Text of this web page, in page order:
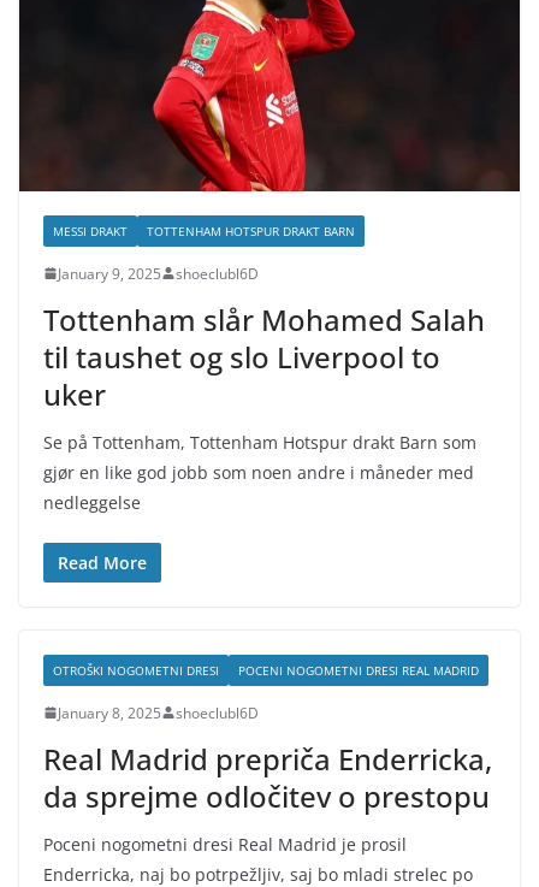
MESSI DRAKT TOTTENHAM HOTSPUR DRAKT BARN
January 9, 2025 shoeclubl6D
Tottenham slår Mohamed Salah
til taushet og slo Liverpool to
uker
Se på Tottenham, Tottenham Hotspur drakt Barn som
gjør en like god jobb som noen andre i måneder med
nedleggelse
Read More
OTROŠKI NOGOMETNI DRESI POCENI NOGOMETNI DRESI REAL MADRID
January 8, 2025 shoeclubl6D
Real Madrid prepriča Enderricka,
da sprejme odločitev o prestopu
Poceni nogometni dresi Real Madrid je prosil
Enderricka, naj bo potrpežljiv, saj bo mladi strelec po